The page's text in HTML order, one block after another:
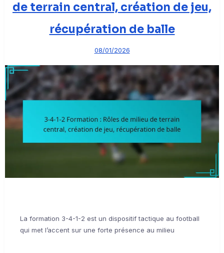
de terrain central, création de jeu,
récupération de balle
08/01/2026
La formation 3-4-1-2 est un dispositif tactique au football
qui met l’accent sur une forte présence au milieu